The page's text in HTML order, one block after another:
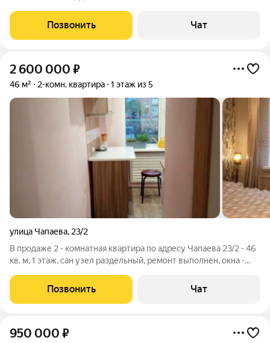
Позвонить Чат
2 600 000 ₽
46 м² 2-комн. квартира 1 этаж из 5
улица Чапаева, 23/2
В продаже 2 - комнатная квартира по адресу Чапаева 23/2 - 46
кв. м, 1 этаж, сан узел раздельный, ремонт выполнен, окна -
Цена 2 600 000 рублей. Вопросы Екатерина
Позвонить Чат
950 000 ₽